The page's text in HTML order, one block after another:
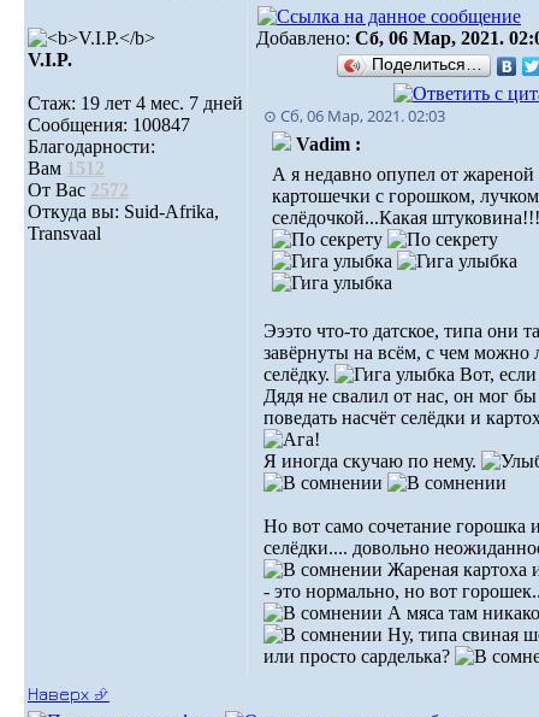
V.I.P.
Стаж: 19 лет 4 мес. 7 дней
Сообщения: 100847
Благодарности:
Вам 1512
От Вас 2572
Откуда вы: Suid-Afrika,
Transvaal
Добавлено: Сб, 06 Мар, 2021.
Поделиться…
⊙ Сб, 06 Мар, 2021. 02:03
Vadim :
А я недавно опупел от жареной
картошечки с горошком,
селёдочкой...Какая штуковина!!!
Эээто что-то датское, типа они
завёрнуты на всём, с чем можно
селёдку.
Вот,
Дядя не свалил от нас, он мог бы
поведать насчёт селёдки и
Я иногда скучаю по нему.
Но вот само сочетание горошка
селёдки.... довольно
Жареная картоха
- это нормально, но вот
А мяса там
Ну, типа свиная
или просто сарделька?
Наверх ⮵